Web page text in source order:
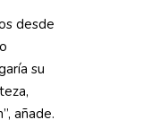
desde
su
añade.